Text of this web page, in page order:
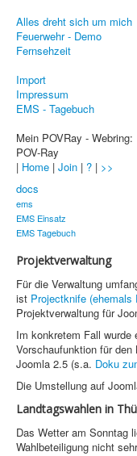
Sicherheit
PovRay
Webdesign
CMS
Grafik
JavaScript
Sicherheit
Home
PovRay
PHP
Webdesign
CMS
Alles dreht sich um mich
Feuerwehr - Demo
Fernsehzeit
Import
Impressum
EMS - Tagebuch
Mein POVRay - Webring:
POV-Ray
| Home | Join | ? | >>
docs
ems
EMS Einsatz
EMS Tagebuch
Projektverwaltung
Für die Verwaltung
ist Projectknife (ehemals
Projektverwaltung für
Im konkretem Fall
Vorschaufunktion für
Joomla 2.5 (s.a. Doku
Die Umstellung auf
Landtagswahlen in
Das Wetter am Sonntag
Wahlbeteiligung nicht